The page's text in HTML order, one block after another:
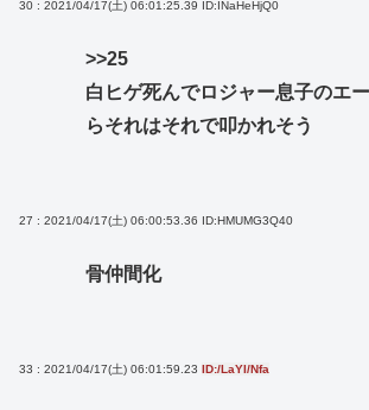
30 : 2021/04/17(土) 06:01:25.39 ID:INaHeHjQ0
>>25
白ヒゲ死んでロジャー息子のエ
らそれはそれで叩かれそう
27 : 2021/04/17(土) 06:00:53.36 ID:HMUMG3Q40
骨仲間化
33 : 2021/04/17(土) 06:01:59.23 ID:/LaYI/Nfa